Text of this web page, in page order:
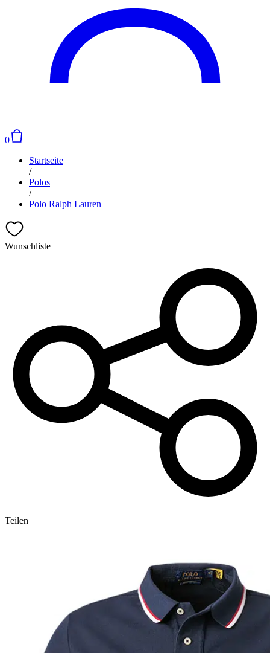
0
Startseite
/
Polos
/
Polo Ralph Lauren
Wunschliste
Teilen